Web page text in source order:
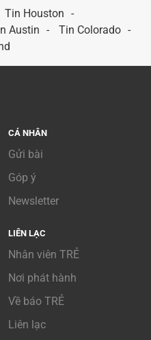
Tin Houston
Austin
Tin Colorado
CÁ NHÂN
Gửi bài
Góp ý
Newsletter
LIÊN LẠC
Nhân viên TRẺ
Nơi phát hành
Về báo TRẺ
Liên lạc